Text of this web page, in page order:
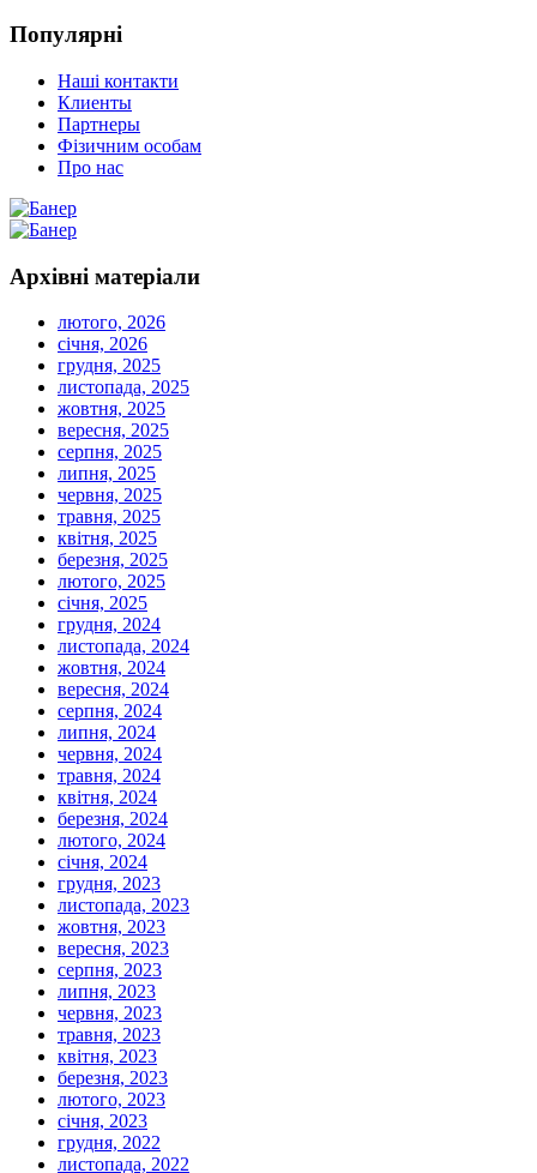
Популярні
Наші контакти
Клиенты
Партнеры
Фізичним особам
Про нас
Архівні матеріали
лютого, 2026
січня, 2026
грудня, 2025
листопада, 2025
жовтня, 2025
вересня, 2025
серпня, 2025
липня, 2025
червня, 2025
травня, 2025
квітня, 2025
березня, 2025
лютого, 2025
січня, 2025
грудня, 2024
листопада, 2024
жовтня, 2024
вересня, 2024
серпня, 2024
липня, 2024
червня, 2024
травня, 2024
квітня, 2024
березня, 2024
лютого, 2024
січня, 2024
грудня, 2023
листопада, 2023
жовтня, 2023
вересня, 2023
серпня, 2023
липня, 2023
червня, 2023
травня, 2023
квітня, 2023
березня, 2023
лютого, 2023
січня, 2023
грудня, 2022
листопада, 2022